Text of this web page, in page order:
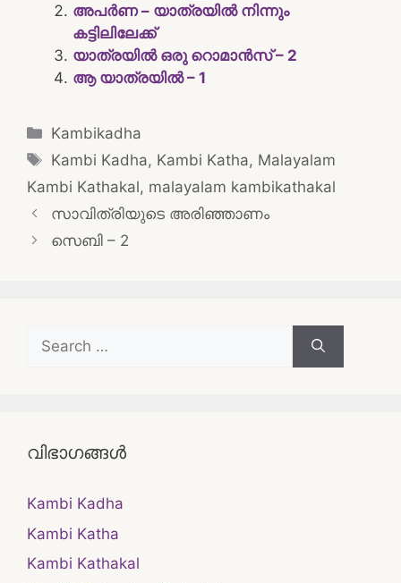
അപർണ – യാത്രയിൽ നിന്നും
കട്ടിലിലേക്ക്
യാത്രയിൽ ഒരു റൊമാൻസ് – 2
ആ യാത്രയിൽ – 1
Categories
Kambikadha
Tags
Kambi Kadha, Kambi Katha, Malayalam
Kambi Kathakal, malayalam kambikathakal
Post
navigation
സാവിത്രിയുടെ അരിഞ്ഞാണം
സെബി – 2
Search
for:
വിഭാഗങ്ങൾ
Kambi Kadha
Kambi Katha
Kambi Kathakal